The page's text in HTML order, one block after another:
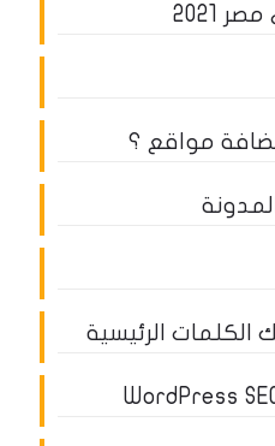
2021
مواقع ؟
الرئيسية